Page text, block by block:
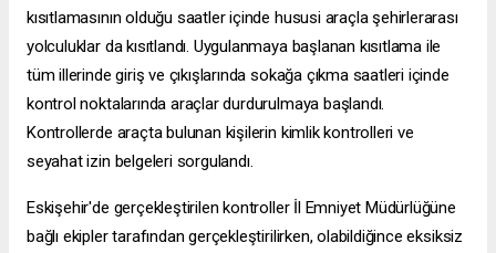
kısıtlamasının olduğu saatler içinde hususi araçla şehirlerarası
yolculuklar da kısıtlandı. Uygulanmaya başlanan kısıtlama ile
tüm illerinde giriş ve çıkışlarında sokağa çıkma saatleri içinde
kontrol noktalarında araçlar durdurulmaya başlandı.
Kontrollerde araçta bulunan kişilerin kimlik kontrolleri ve
seyahat izin belgeleri sorgulandı.
Eskişehir'de gerçekleştirilen kontroller İl Emniyet Müdürlüğüne
bağlı ekipler tarafından gerçekleştirilirken, olabildiğince eksiksiz